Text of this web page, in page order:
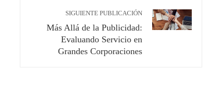
SIGUIENTE PUBLICACIÓN
Más Allá de la Publicidad:
Evaluando Servicio en
Grandes Corporaciones